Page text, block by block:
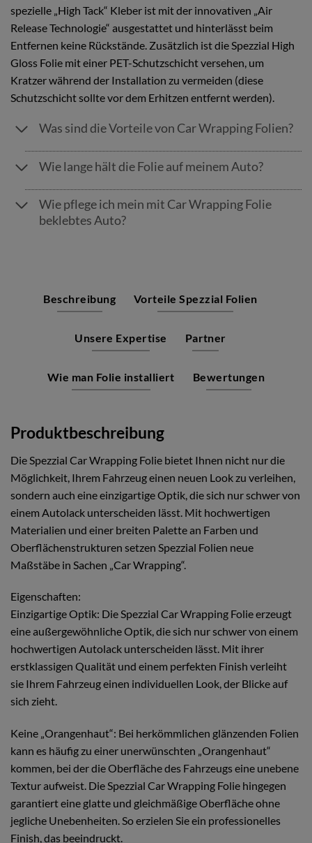
spezielle „High Tack“ Kleber ist mit der innovativen „Air
Release Technologie“ ausgestattet und hinterlässt beim
Entfernen keine Rückstände. Zusätzlich ist die Spezzial High
Gloss Folie mit einer PET-Schutzschicht versehen, um
Kratzer während der Installation zu vermeiden (diese
Schutzschicht sollte vor dem Erhitzen entfernt werden).
Was sind die Vorteile von Car Wrapping Folien?
Wie lange hält die Folie auf meinem Auto?
Wie pflege ich mein mit Car Wrapping Folie
beklebtes Auto?
Beschreibung Vorteile Spezzial Folien
Unsere Expertise Partner
Wie man Folie installiert Bewertungen
Produktbeschreibung
Die Spezzial Car Wrapping Folie bietet Ihnen nicht nur die
Möglichkeit, Ihrem Fahrzeug einen neuen Look zu verleihen,
sondern auch eine einzigartige Optik, die sich nur schwer von
einem Autolack unterscheiden lässt. Mit hochwertigen
Materialien und einer breiten Palette an Farben und
Oberflächenstrukturen setzen Spezzial Folien neue
Maßstäbe in Sachen „Car Wrapping“.
Eigenschaften:
Einzigartige Optik: Die Spezzial Car Wrapping Folie erzeugt
eine außergewöhnliche Optik, die sich nur schwer von einem
hochwertigen Autolack unterscheiden lässt. Mit ihrer
erstklassigen Qualität und einem perfekten Finish verleiht
sie Ihrem Fahrzeug einen individuellen Look, der Blicke auf
sich zieht.
Keine „Orangenhaut“: Bei herkömmlichen glänzenden Folien
kann es häufig zu einer unerwünschten „Orangenhaut“
kommen, bei der die Oberfläche des Fahrzeugs eine unebene
Textur aufweist. Die Spezzial Car Wrapping Folie hingegen
garantiert eine glatte und gleichmäßige Oberfläche ohne
jegliche Unebenheiten. So erzielen Sie ein professionelles
Finish, das beeindruckt.